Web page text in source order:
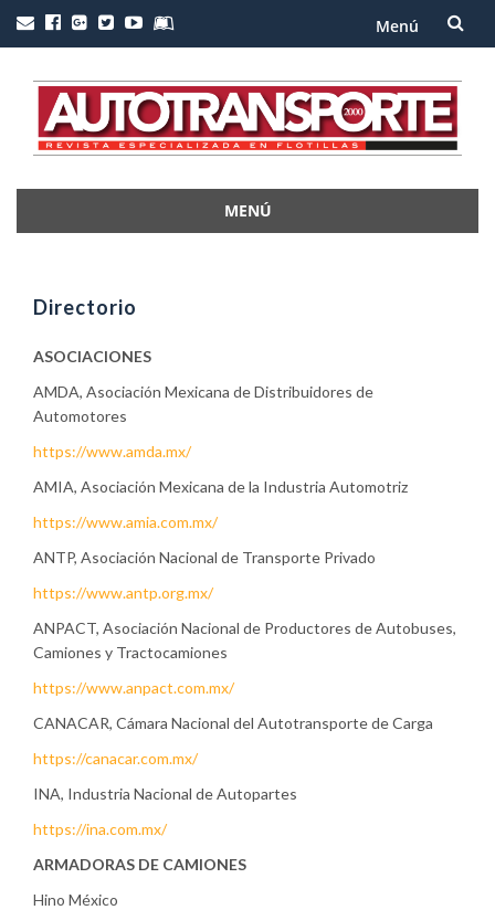
Menú
al
contenido
MENÚ
Directorio
ASOCIACIONES
AMDA, Asociación Mexicana de Distribuidores de
Automotores
https://www.amda.mx/
AMIA, Asociación Mexicana de la Industria Automotriz
https://www.amia.com.mx/
ANTP, Asociación Nacional de Transporte Privado
https://www.antp.org.mx/
ANPACT, Asociación Nacional de Productores de Autobuses,
Camiones y Tractocamiones
https://www.anpact.com.mx/
CANACAR, Cámara Nacional del Autotransporte de Carga
https://canacar.com.mx/
INA, Industria Nacional de Autopartes
https://ina.com.mx/
ARMADORAS DE CAMIONES
Hino México